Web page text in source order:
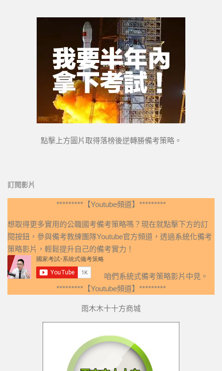
點擊上方圖片取得落榜後逆轉勝備考策略。
訂閱影片
*********【Youtube頻道】*********
想取得更多實用的公職國考備考策略嗎？現在就點擊下方的訂
閱按鈕，參與備考教練團隊Youtube官方頻道，透過系統化備考
策略影片，輕鬆提升自己的備考實力！
咱們系統式備考策略影片中見。
*********【Youtube頻道】*********
雨木木十十方商城